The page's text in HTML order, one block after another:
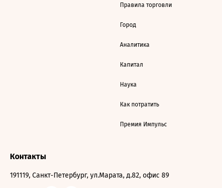
Правила торговли
Город
Аналитика
Капитал
Наука
Как потратить
Премия Импульс
Контакты
191119, Санкт-Петербург, ул.Марата, д.82, офис 89